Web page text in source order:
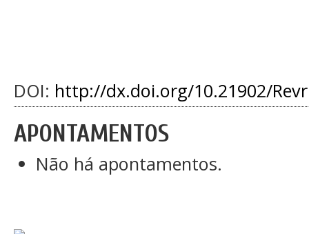
DOI: http://dx.doi.org/10.21902/
APONTAMENTOS
Não há apontamentos.